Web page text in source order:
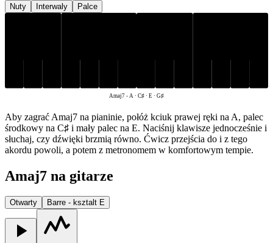
Nuty Interwaly Palce
Amaj7- A · C♯ · E · G♯
Aby zagrać Amaj7 na pianinie, połóż kciuk prawej ręki na A, palec
środkowy na C♯ i mały palec na E. Naciśnij klawisze jednocześnie i
słuchaj, czy dźwięki brzmią równo. Ćwicz przejścia do i z tego
akordu powoli, a potem z metronomem w komfortowym tempie.
Amaj7 na gitarze
Otwarty Barre - ksztalt E